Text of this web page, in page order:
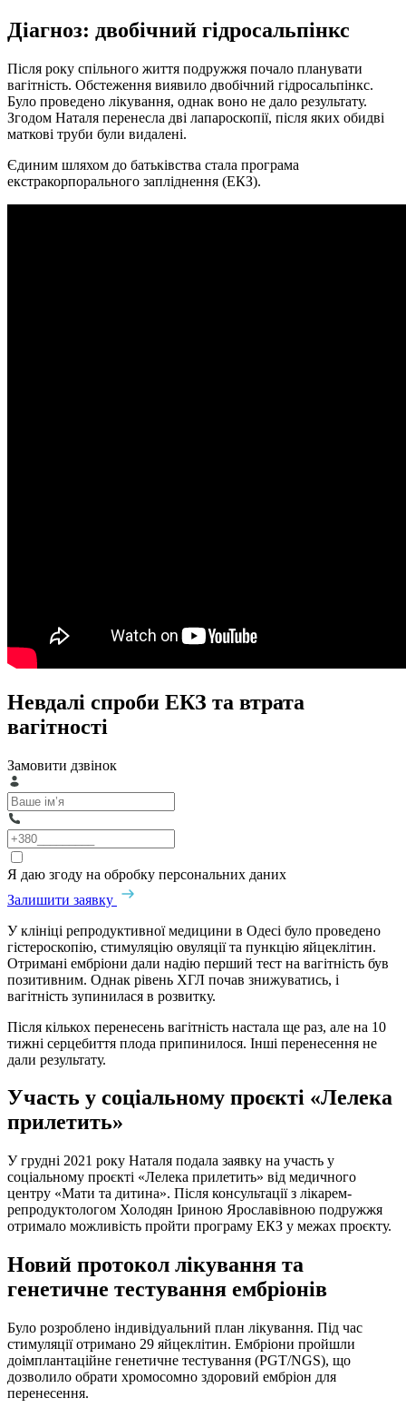
Діагноз: двобічний гідросальпінкс
Після року спільного життя подружжя почало планувати
вагітність. Обстеження виявило двобічний гідросальпінкс.
Було проведено лікування, однак воно не дало результату.
Згодом Наталя перенесла дві лапароскопії, після яких обидві
маткові труби були видалені.
Єдиним шляхом до батьківства стала програма
екстракорпорального запліднення (ЕКЗ).
Невдалі спроби ЕКЗ та втрата
вагітності
Замовити дзвінок
Я даю згоду на обробку персональних даних
Залишити заявку
У клініці репродуктивної медицини в Одесі було проведено
гістероскопію, стимуляцію овуляції та пункцію яйцеклітин.
Отримані ембріони дали надію перший тест на вагітність був
позитивним. Однак рівень ХГЛ почав знижуватись, і
вагітність зупинилася в розвитку.
Після кількох перенесень вагітність настала ще раз, але на 10
тижні серцебиття плода припинилося. Інші перенесення не
дали результату.
Участь у соціальному проєкті «Лелека
прилетить»
У грудні 2021 року Наталя подала заявку на участь у
соціальному проєкті «Лелека прилетить» від медичного
центру «Мати та дитина». Після консультації з лікарем-
репродуктологом Холодян Іриною Ярославівною подружжя
отримало можливість пройти програму ЕКЗ у межах проєкту.
Новий протокол лікування та
генетичне тестування ембріонів
Було розроблено індивідуальний план лікування. Під час
стимуляції отримано 29 яйцеклітин. Ембріони пройшли
доімплантаційне генетичне тестування (PGT/NGS), що
дозволило обрати хромосомно здоровий ембріон для
перенесення.